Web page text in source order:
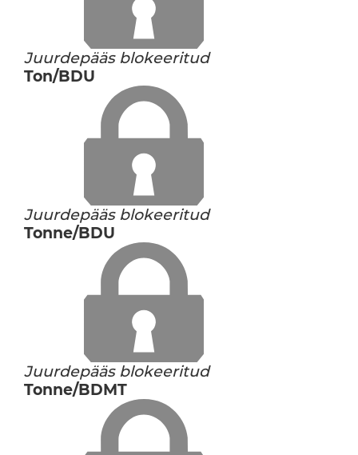
Juurdepääs blokeeritud
Ton/BDU
Juurdepääs blokeeritud
Tonne/BDU
Juurdepääs blokeeritud
Tonne/BDMT